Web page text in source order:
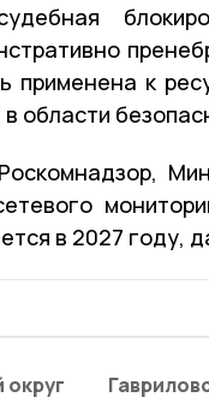
к
области
в 2027 году,
округ